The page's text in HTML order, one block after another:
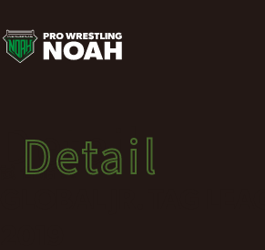
試
合
結
果
Detail
試合結果
Detail